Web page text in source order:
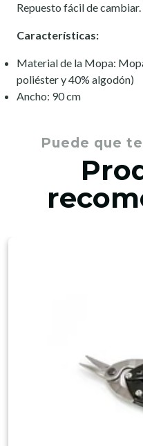
Repuesto fácil de cambiar.
Características:
Material de la Mopa:
poliéster y 40% algodón)
Ancho: 90 cm
Puede que